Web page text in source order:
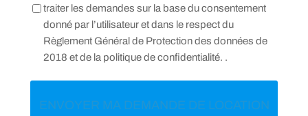
traiter les demandes sur la base du consentement
donné par l’utilisateur et dans le respect du
Règlement Général de Protection des données de
2018 et de la politique de confidentialité. .